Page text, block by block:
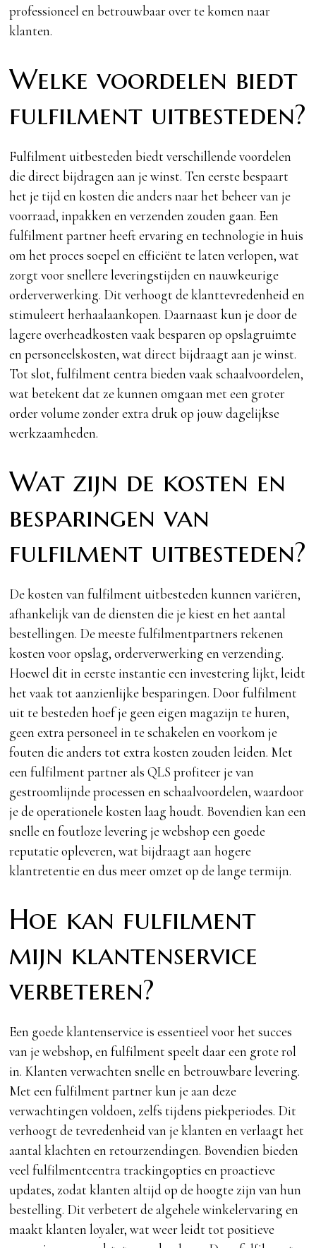
professioneel en betrouwbaar over te komen naar
klanten.
Welke voordelen biedt
fulfilment uitbesteden?
Fulfilment uitbesteden biedt verschillende voordelen
die direct bijdragen aan je winst. Ten eerste bespaart
het je tijd en kosten die anders naar het beheer van je
voorraad, inpakken en verzenden zouden gaan. Een
fulfilment partner heeft ervaring en technologie in huis
om het proces soepel en efficiënt te laten verlopen, wat
zorgt voor snellere leveringstijden en nauwkeurige
orderverwerking. Dit verhoogt de klanttevredenheid en
stimuleert herhaalaankopen. Daarnaast kun je door de
lagere overheadkosten vaak besparen op opslagruimte
en personeelskosten, wat direct bijdraagt aan je winst.
Tot slot, fulfilment centra bieden vaak schaalvoordelen,
wat betekent dat ze kunnen omgaan met een groter
order volume zonder extra druk op jouw dagelijkse
werkzaamheden.
Wat zijn de kosten en
besparingen van
fulfilment uitbesteden?
De kosten van fulfilment uitbesteden kunnen variëren,
afhankelijk van de diensten die je kiest en het aantal
bestellingen. De meeste fulfilmentpartners rekenen
kosten voor opslag, orderverwerking en verzending.
Hoewel dit in eerste instantie een investering lijkt, leidt
het vaak tot aanzienlijke besparingen. Door fulfilment
uit te besteden hoef je geen eigen magazijn te huren,
geen extra personeel in te schakelen en voorkom je
fouten die anders tot extra kosten zouden leiden. Met
een fulfilment partner als QLS profiteer je van
gestroomlijnde processen en schaalvoordelen, waardoor
je de operationele kosten laag houdt. Bovendien kan een
snelle en foutloze levering je webshop een goede
reputatie opleveren, wat bijdraagt aan hogere
klantretentie en dus meer omzet op de lange termijn.
Hoe kan fulfilment
mijn klantenservice
verbeteren?
Een goede klantenservice is essentieel voor het succes
van je webshop, en fulfilment speelt daar een grote rol
in. Klanten verwachten snelle en betrouwbare levering.
Met een fulfilment partner kun je aan deze
verwachtingen voldoen, zelfs tijdens piekperiodes. Dit
verhoogt de tevredenheid van je klanten en verlaagt het
aantal klachten en retourzendingen. Bovendien bieden
veel fulfilmentcentra trackingopties en proactieve
updates, zodat klanten altijd op de hoogte zijn van hun
bestelling. Dit verbetert de algehele winkelervaring en
maakt klanten loyaler, wat weer leidt tot positieve